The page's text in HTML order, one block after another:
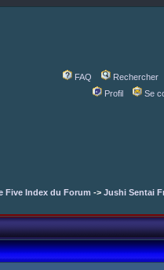
FAQ
Rechercher
Profil
Se
Five Index du Forum -> Jushi Sentai